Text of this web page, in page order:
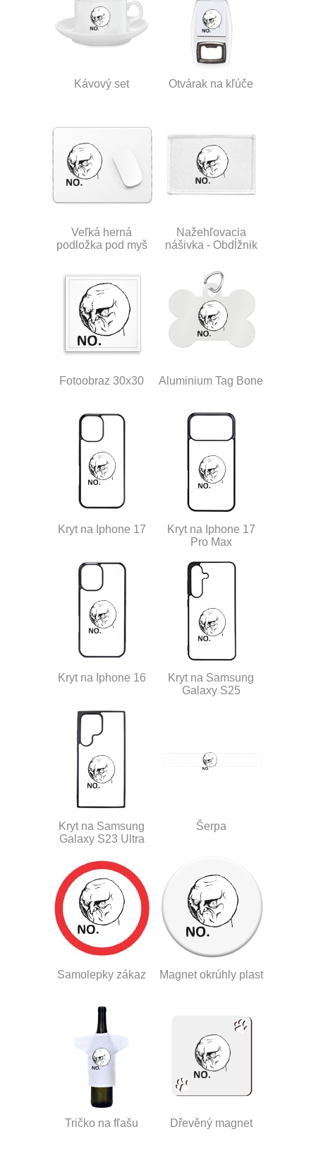
Kávový set Otvárak na kľúče
Veľká herná
podložka pod myš
Nažehľovacia
nášivka - Obdĺžnik
Fotoobraz 30x30 Aluminium Tag Bone
Kryt na Iphone 17
Kryt na Iphone 17
Pro Max
Kryt na Iphone 16
Kryt na Samsung
Galaxy S25
Kryt na Samsung
Galaxy S23 Ultra
Šerpa
Samolepky zákaz Magnet okrúhly plast
Tričko na fľašu Dřevěný magnet